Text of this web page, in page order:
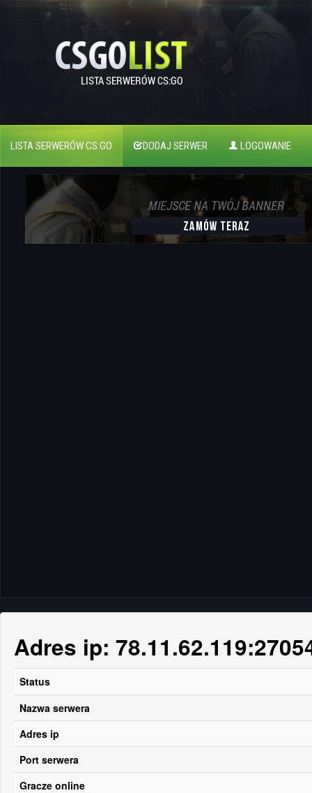
LISTA SERWERÓW CS:GO DODAJ SERWER LOGOWANIE
Adres ip:
Status
Nazwa serwera
Adres ip
Port serwera
Gracze online